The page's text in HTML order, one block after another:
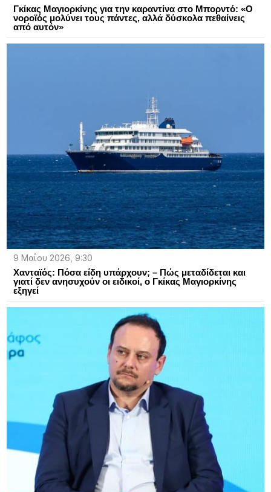
Γκίκας Μαγιορκίνης για την καραντίνα στο Μπορντό: «Ο
νοροϊός μολύνει τους πάντες, αλλά δύσκολα πεθαίνεις
από αυτόν»
9 Μαΐου 2026, 9:30
Χανταϊός: Πόσα είδη υπάρχουν; – Πώς μεταδίδεται και
γιατί δεν ανησυχούν οι ειδικοί, ο Γκίκας Μαγιορκίνης
εξηγεί